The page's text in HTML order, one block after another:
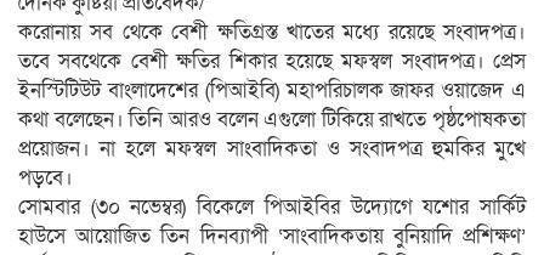
করোনায় সব থেকে বেশী ক্ষতিগ্রস্ত খাতের মধ্যে রয়েছে সংবাদপত্র।
তবে সবথেকে বেশী ক্ষতির শিকার হয়েছে মফস্বল সংবাদপত্র। প্রেস
ইনস্টিটিউট বাংলাদেশের (পিআইবি) মহাপরিচালক জাফর ওয়াজেদ এ
কথা বলেছেন। তিনি আরও বলেন এগুলো টিকিয়ে রাখতে পৃষ্ঠপোষকতা
প্রয়োজন। না হলে মফস্বল সাংবাদিকতা ও সংবাদপত্র হুমকির মুখে
পড়বে।
সোমবার (৩০ নভেম্বর) বিকেলে পিআইবির উদ্যোগে যশোর সার্কিট
হাউসে আয়োজিত তিন দিনব্যাপী ‘সাংবাদিকতায় বুনিয়াদি প্রশিক্ষণ’